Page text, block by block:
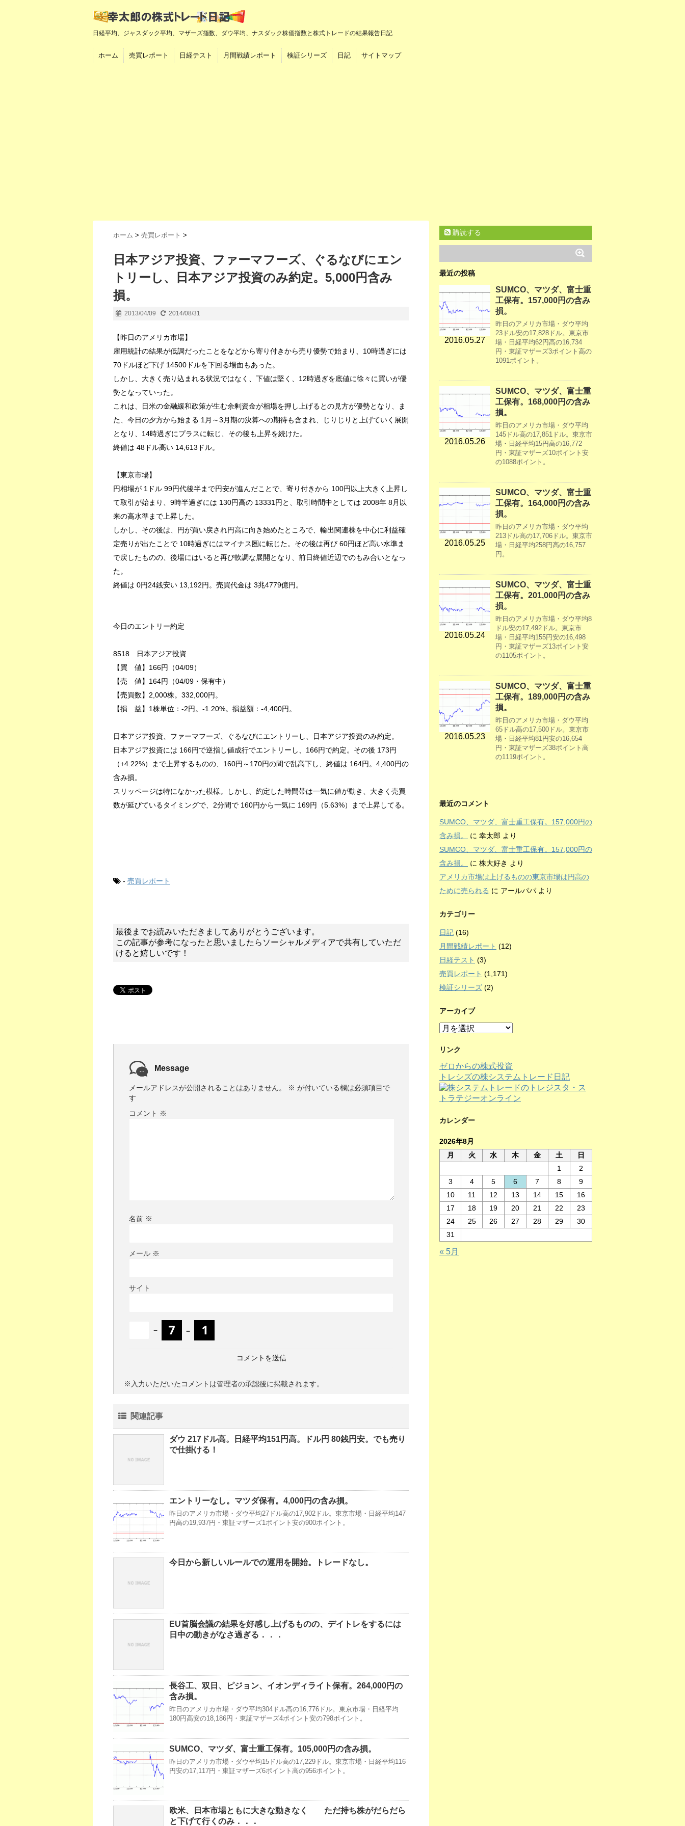
日経平均、ジャスダック平均、マザーズ指数、ダウ平均、ナスダック株価指数と株式トレードの結果報告日記
ホーム 売買レポート 日経テスト 月間戦績レポート 検証シリーズ 日記 サイトマップ
ホーム > 売買レポート >
日本アジア投資、ファーマフーズ、ぐるなびにエン
トリーし、日本アジア投資のみ約定。5,000円含み
損。
2013/04/09 2014/08/31
【昨日のアメリカ市場】
雇用統計の結果が低調だったことをなどから寄り付きから売り優勢で始まり、10時過ぎには
70ドルほど下げ 14500ドルを下回る場面もあった。
しかし、大きく売り込まれる状況ではなく、下値は堅く、12時過ぎを底値に徐々に買いが優
勢となっていった。
これは、日米の金融緩和政策が生む余剰資金が相場を押し上げるとの見方が優勢となり、ま
た、今日の夕方から始まる 1月～3月期の決算への期待も含まれ、じりじりと上げていく展開
となり、14時過ぎにプラスに転じ、その後も上昇を続けた。
終値は 48ドル高い 14,613ドル。
【東京市場】
円相場が 1ドル 99円代後半まで円安が進んだことで、寄り付きから 100円以上大きく上昇し
て取引が始まり、9時半過ぎには 130円高の 13331円と、取引時間中としては 2008年 8月以
来の高水準まで上昇した。
しかし、その後は、円が買い戻され円高に向き始めたところで、輸出関連株を中心に利益確
定売りが出たことで 10時過ぎにはマイナス圏に転じた。その後は再び 60円ほど高い水準ま
で戻したものの、後場にはいると再び軟調な展開となり、前日終値近辺でのもみ合いとなっ
た。
終値は 0円24銭安い 13,192円。売買代金は 3兆4779億円。
今日のエントリー約定
8518 日本アジア投資
【買 値】166円（04/09）
【売 値】164円（04/09・保有中）
【売買数】2,000株。332,000円。
【損 益】1株単位：-2円。-1.20%。損益額：-4,400円。
日本アジア投資、ファーマフーズ、ぐるなびにエントリーし、日本アジア投資のみ約定。
日本アジア投資には 166円で逆指し値成行でエントリーし、166円で約定。その後 173円
（+4.22%）まで上昇するものの、160円～170円の間で乱高下し、終値は 164円。4,400円の
含み損。
スリッページは特になかった模様。しかし、約定した時間帯は一気に値が動き、大きく売買
数が延びているタイミングで、2分間で 160円から一気に 169円（5.63%）まで上昇してる。
- 売買レポート
最後までお読みいただきましてありがとうございます。
この記事が参考になったと思いましたらソーシャルメディアで共有していただ
けると嬉しいです！
Message
メールアドレスが公開されることはありません。 ※ が付いている欄は必須項目で
す
コメント ※
名前 ※
メール ※
サイト
− =
※入力いただいたコメントは管理者の承認後に掲載されます。
関連記事
ダウ 217ドル高。日経平均151円高。ドル円 80銭円安。でも売り
で仕掛ける！
エントリーなし。マツダ保有。4,000円の含み損。
昨日のアメリカ市場・ダウ平均27ドル高の17,902ドル。東京市場・日経平均147
円高の19,937円・東証マザーズ1ポイント安の900ポイント。
今日から新しいルールでの運用を開始。トレードなし。
EU首脳会議の結果を好感し上げるものの、デイトレをするには
日中の動きがなさ過ぎる．．．
長谷工、双日、ピジョン、イオンディライト保有。264,000円の
含み損。
昨日のアメリカ市場・ダウ平均304ドル高の16,776ドル。東京市場・日経平均
180円高安の18,186円・東証マザーズ4ポイント安の798ポイント。
SUMCO、マツダ、富士重工保有。105,000円の含み損。
昨日のアメリカ市場・ダウ平均15ドル高の17,229ドル。東京市場・日経平均116
円安の17,117円・東証マザーズ6ポイント高の956ポイント。
欧米、日本市場ともに大きな動きなく ただ持ち株がだらだら
と下げて行くのみ．．．
購読する
最近の投稿
2016.05.27
SUMCO、マツダ、富士重
工保有。157,000円の含み
損。
昨日のアメリカ市場・ダウ平均
23ドル安の17,828ドル。東京市
場・日経平均62円高の16,734
円・東証マザーズ3ポイント高の
1091ポイント。
2016.05.26
SUMCO、マツダ、富士重
工保有。168,000円の含み
損。
昨日のアメリカ市場・ダウ平均
145ドル高の17,851ドル。東京市
場・日経平均15円高の16,772
円・東証マザーズ10ポイント安
の1088ポイント。
2016.05.25
SUMCO、マツダ、富士重
工保有。164,000円の含み
損。
昨日のアメリカ市場・ダウ平均
213ドル高の17,706ドル。東京市
場・日経平均258円高の16,757
円。
2016.05.24
SUMCO、マツダ、富士重
工保有。201,000円の含み
損。
昨日のアメリカ市場・ダウ平均8
ドル安の17,492ドル。東京市
場・日経平均155円安の16,498
円・東証マザーズ13ポイント安
の1105ポイント。
2016.05.23
SUMCO、マツダ、富士重
工保有。189,000円の含み
損。
昨日のアメリカ市場・ダウ平均
65ドル高の17,500ドル。東京市
場・日経平均81円安の16,654
円・東証マザーズ38ポイント高
の1119ポイント。
最近のコメント
SUMCO、マツダ、富士重工保有。157,000円の
含み損。
に 幸太郎 より
SUMCO、マツダ、富士重工保有。157,000円の
含み損。
に 株大好き より
アメリカ市場は上げるものの東京市場は円高の
ために売られる に アールパパ より
カテゴリー
日記 (16)
月間戦績レポート (12)
日経テスト (3)
売買レポート (1,171)
検証シリーズ (2)
アーカイブ
ア
カ
ブ
リンク
ゼロからの株式投資
トレシズの株システムトレード日記
カレンダー
2026年8月
月
火 水 木 金 土
日
1
2
3
4 5 6 7 8
9
10
11 12 13 14 15
16
17
18 19 20 21 22
23
24
25 26 27 28 29
30
31
« 5月